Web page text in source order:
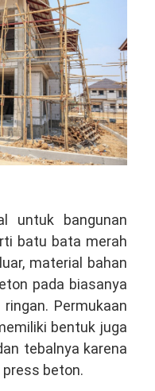
untuk bangunan
batu bata merah
material bahan
pada biasanya
Permukaan
bentuk juga
tebalnya karena
beton.